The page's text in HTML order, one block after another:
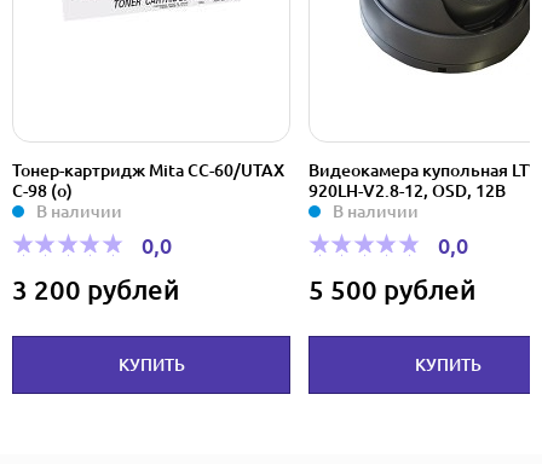
Тонер-картридж Mita CC-60/UTAX
C-98 (o)
В наличии
0,0
3 200 рублей
КУПИТЬ
Видеокамера купольная
920LH-V2.8-12, OSD, 12B
В наличии
0,0
5 500 рублей
КУПИТЬ